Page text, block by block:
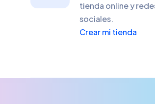
tienda online y
sociales.
Crear mi tienda